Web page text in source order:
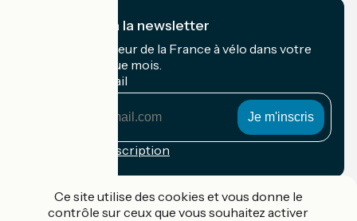
Je m'abonne à la newsletter
Recevez le meilleur de la France à vélo dans votre
boîte mail chaque mois.
Mon adresse mail
Conditions d'inscription
Ce site utilise des cookies et vous donne le
contrôle sur ceux que vous souhaitez activer